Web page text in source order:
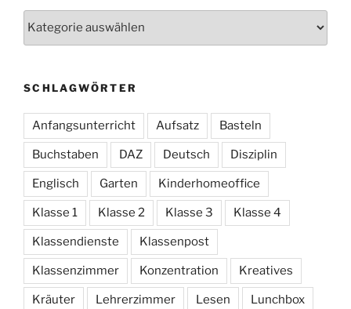
SCHLAGWÖRTER
Anfangsunterricht Aufsatz Basteln
Buchstaben DAZ Deutsch Disziplin
Englisch Garten Kinderhomeoffice
Klasse 1 Klasse 2 Klasse 3 Klasse 4
Klassendienste Klassenpost
Klassenzimmer Konzentration Kreatives
Kräuter Lehrerzimmer Lesen Lunchbox